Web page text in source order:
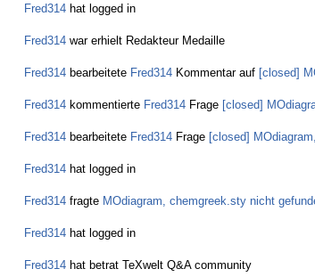
Fred314 hat logged in
Fred314 war erhielt Redakteur Medaille
Fred314 bearbeitete Fred314 Kommentar auf [closed]
Fred314 kommentierte Fred314 Frage [closed]
Fred314 bearbeitete Fred314 Frage [closed]
Fred314 hat logged in
Fred314 fragte MOdiagram, chemgreek.sty nicht
Fred314 hat logged in
Fred314 hat betrat TeXwelt Q&A community